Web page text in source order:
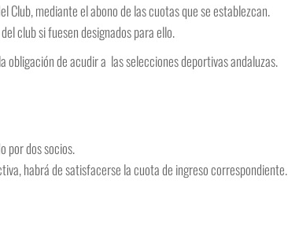
Club, mediante el abono de las cuotas que se establezcan.
club si fuesen designados para ello.
de acudir a las selecciones deportivas andaluzas.
por dos socios.
habrá de satisfacerse la cuota de ingreso correspondiente.